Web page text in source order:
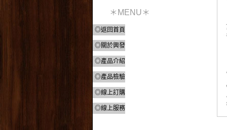
＊MENU＊
◎返回首頁
◎關於興發
◎產品介紹
◎產品檢驗
◎線上訂購
◎線上服務